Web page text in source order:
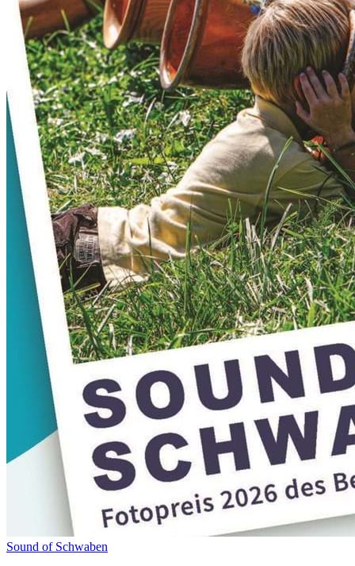
Sound of Schwaben